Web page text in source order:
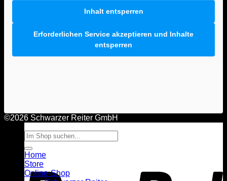
Warenkorb
Es befinden sich keine Produkte im Warenkorb.
Zurück zum Shop
Inhalt entsperren
Erforderlichen Service akzeptieren und Inhalte
entsperren
©2026 Schwarzer Reiter GmbH
Suche
nach:
Home
Store
Online-Shop